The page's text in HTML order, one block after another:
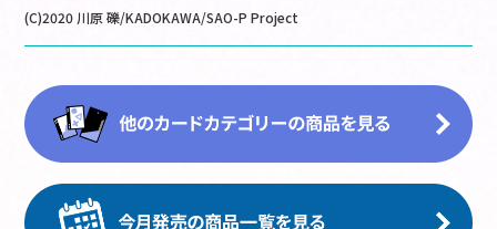
(C)2020 川原 礫/KADOKAWA/SAO-P Project